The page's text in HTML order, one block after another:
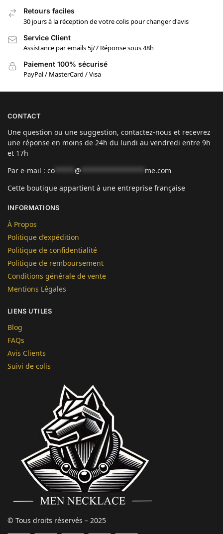
Retours faciles
30 jours à la réception de votre colis pour changer d'avis
Service Client
Assistance par emails 5j/7 Réponse sous 48h
Paiement 100% sécurisé
PayPal / MasterCard / Visa
CONTACT
Une question ou une suggestion, contactez-nous et recevrez
une réponse en moins de 24h du lundi au vendredi entre 9h
et 17h
Par e-mail : co @
me.com
Cette boutique appartient à une entreprise française
INFORMATIONS
À Propos
Politique d’expédition
Politique de confidentialité
Politique de remboursement
Conditions générale de vente
Mentions Légales
LIENS UTILES
Blog
FAQs
Avis Clients
Suivi de colis
© Tous droits réservés – 2025